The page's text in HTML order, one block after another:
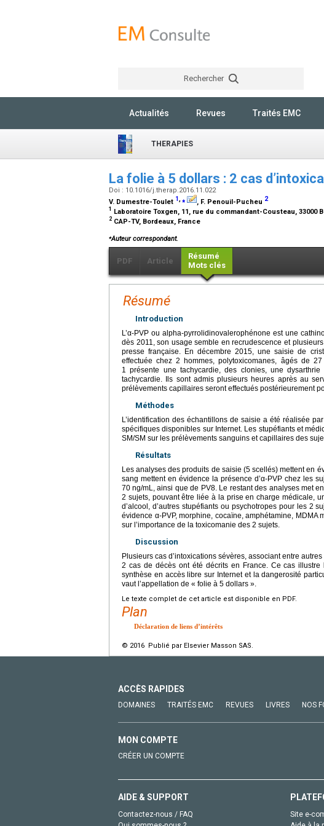
Rechercher
Actualités Revues Traités EMC
THERAPIES
La folie à 5 dollars : 2 cas
Doi : 10.1016/j.therap.2016.11.022
V. Dumestre-Toulet 1,⁎ , F. Penouil-Pucheu 2
1 Laboratoire Toxgen, 11, rue du commandant-Cousteau, 33000
2 CAP-TV, Bordeaux, France
⁎Auteur correspondant.
PDF Article
Résumé
Mots clés
Résumé
Introduction
L’α-PVP ou alpha-pyrrolidinovalerophénone est une
dès 2011, son usage semble en recrudescence et
presse française. En décembre 2015, une saisie de
effectuée chez 2 hommes, polytoxicomanes, âgés de
1 présente une tachycardie, des clonies, une
tachycardie. Ils sont admis plusieurs heures après au
prélèvements capillaires seront effectués postérieurement
Méthodes
L’identification des échantillons de saisie a été réalisée
spécifiques disponibles sur Internet. Les stupéfiants et
SM/SM sur les prélèvements sanguins et capillaires des
Résultats
Les analyses des produits de saisie (5 scellés) mettent en
sang mettent en évidence la présence d’α-PVP chez les
70 ng/mL, ainsi que de PV8. Le restant des analyses met
2 sujets, pouvant être liée à la prise en charge médicale,
d’alcool, d’autres stupéfiants ou psychotropes pour les 2
évidence α-PVP, morphine, cocaïne, amphétamine,
sur l’importance de la toxicomanie des 2 sujets.
Discussion
Plusieurs cas d’intoxications sévères, associant entre
2 cas de décès ont été décrits en France. Ce cas illustre
synthèse en accès libre sur Internet et la dangerosité
vaut l’appellation de « folie à 5 dollars ».
Le texte complet de cet article est disponible en PDF.
Plan
Déclaration de liens d’intérêts
© 2016 Publié par Elsevier Masson SAS.
ACCÈS RAPIDES
DOMAINES TRAITÉS EMC REVUES LIVRES NOS
MON COMPTE
CRÉER UN COMPTE
AIDE & SUPPORT
Contactez-nous / FAQ
Site e-